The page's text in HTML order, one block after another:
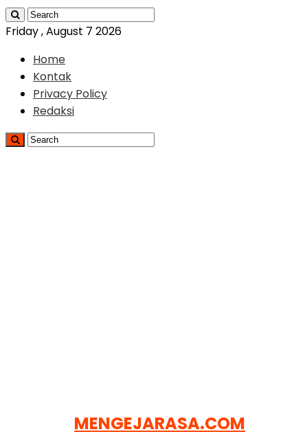
Friday , August 7 2026
Home
Kontak
Privacy Policy
Redaksi
MENGEJARASA.COM